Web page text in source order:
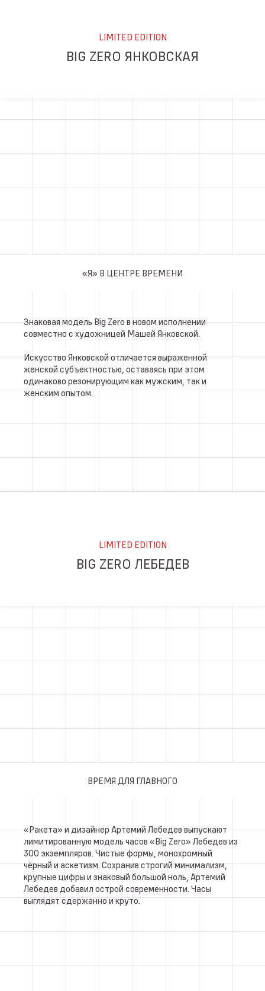
LIMITED EDITION
BIG ZERO ЯНКОВСКАЯ
«Я» В ЦЕНТРЕ ВРЕМЕНИ
Знаковая модель Big Zero в новом исполнении
совместно с художницей Машей Янковской.
Искусство Янковской отличается выраженной
женской субъектностью, оставаясь при этом
одинаково резонирующим как мужским, так и
женским опытом.
LIMITED EDITION
BIG ZERO ЛЕБЕДЕВ
ВРЕМЯ ДЛЯ ГЛАВНОГО
«Ракета» и дизайнер Артемий Лебедев выпускают
лимитированную модель часов «Big Zero» Лебедев из
300 экземпляров. Чистые формы, монохромный
чёрный и аскетизм. Сохранив строгий минимализм,
крупные цифры и знаковый большой ноль, Артемий
Лебедев добавил острой современности. Часы
выглядят сдержанно и круто.